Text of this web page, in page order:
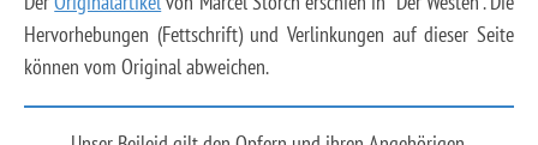
Hervorhebungen (Fettschrift) und Verlinkungen auf dieser Seite
können vom Original abweichen.